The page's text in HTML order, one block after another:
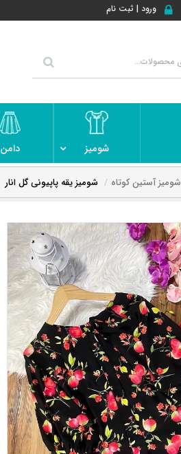
ورود | ثبت نام
شومیز دامن
شومیز آستین کوتاه شومیز یقه پاپیونی گل انار